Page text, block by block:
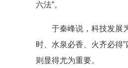
六法”。
于秦峰说，科技发展为“
时、水泉必香、火齐必得
则显得尤为重要。